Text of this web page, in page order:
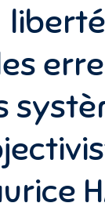
liberté